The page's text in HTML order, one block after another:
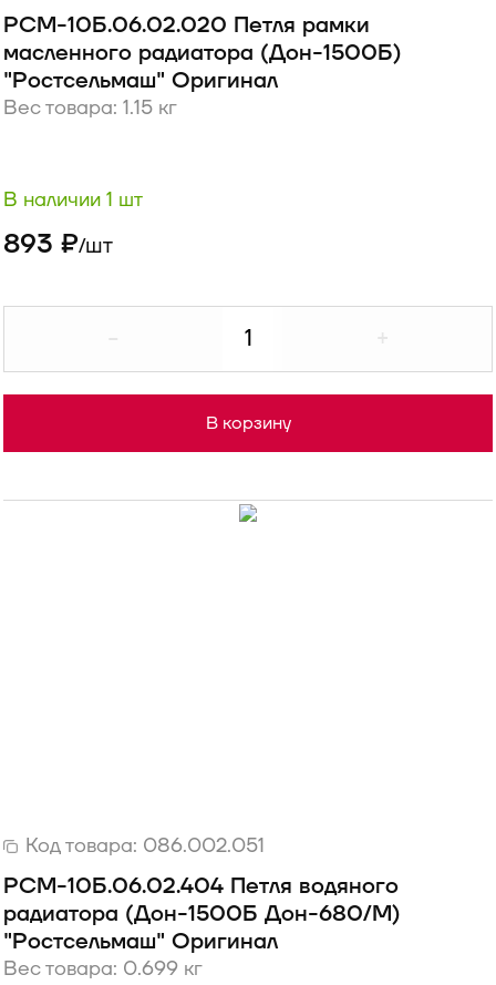
РСМ-10Б.06.02.020 Петля рамки
масленного радиатора (Дон-1500Б)
"Ростсельмаш" Оригинал
Вес товара: 1.15 кг
В наличии 1 шт
893 ₽/шт
В корзину
Код товара: 086.002.051
РСМ-10Б.06.02.404 Петля водяного
радиатора (Дон-1500Б Дон-680/М)
"Ростсельмаш" Оригинал
Вес товара: 0.699 кг